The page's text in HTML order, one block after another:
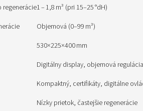
regenerácie1 – 1,8 m³ (pri 15–25 °dH)
Objemová (0–99 m³)
530×225×400 mm
Digitálny display, objemová regulácia
Kompaktný, certifikáty, digitálne
Nízky prietok, častejšie regenerácie